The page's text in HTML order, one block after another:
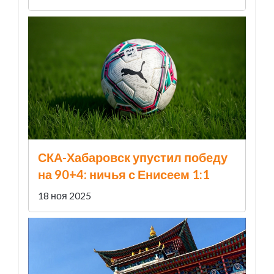
СКА-Хабаровск упустил победу
на 90+4: ничья с Енисеем 1:1
18 ноя 2025